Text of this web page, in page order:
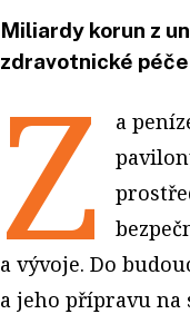
Miliardy korun z
zdravotnické
Z
a
a vývoje. Do
a jeho přípravu na